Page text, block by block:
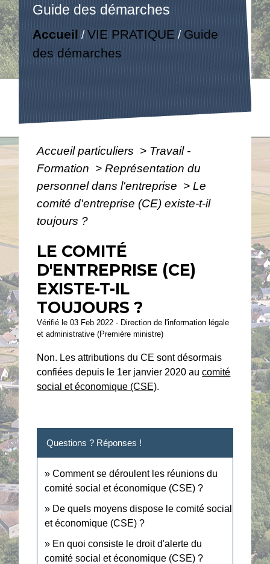
Guide des démarches
Accueil /VIE PRATIQUE / Guide
des démarches
Accueil particuliers > Travail -
Formation > Représentation du
personnel dans l'entreprise > Le
comité d'entreprise (CE) existe-t-il
toujours ?
LE COMITÉ
D'ENTREPRISE (CE)
EXISTE-T-IL
TOUJOURS ?
Vérifié le 03 Feb 2022 - Direction de l'information légale
et administrative (Première ministre)
Non. Les attributions du CE sont désormais
confiées depuis le 1er janvier 2020 aucomité
social et économique (CSE).
Questions ? Réponses !
Comment se déroulent les réunions du
comité social et économique (CSE) ?
De quels moyens dispose le comité social
et économique (CSE) ?
En quoi consiste le droit d'alerte du
comité social et économique (CSE) ?